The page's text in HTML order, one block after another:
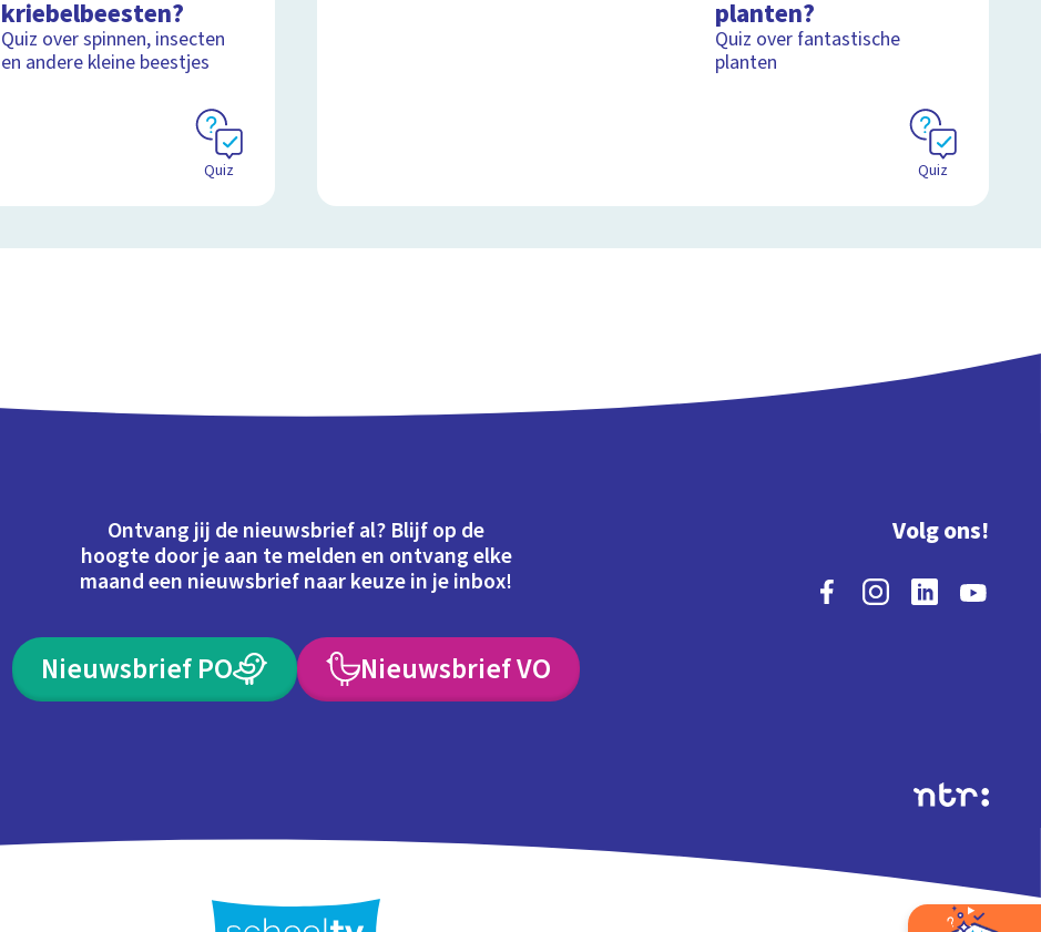
kriebelbeesten?
Quiz over spinnen, insecten
en andere kleine beestjes
Quiz
planten?
Quiz over fantastische
planten
Quiz
Ontvang jij de nieuwsbrief al? Blijf op de
hoogte door je aan te melden en ontvang elke
maand een nieuwsbrief naar keuze in je inbox!
Nieuwsbrief PO Nieuwsbrief VO
Volg ons!
Extra's